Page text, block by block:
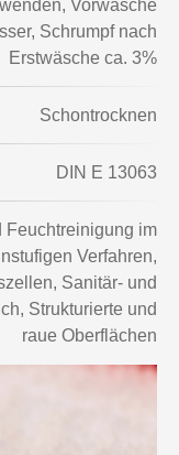
Vorwäsche
Schrumpf nach
Erstwäsche ca. 3%
Schontrocknen
DIN E 13063
Feuchtreinigung im
Verfahren
Sanitär- und
Strukturierte und
raue Oberflächen